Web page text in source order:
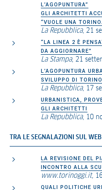
L’AGOPUNTURA”
GLI ARCHITETTI
“VUOLE UNA
La Repubblica, 21
“LA LINEA 2 È
DA AGGIORNARE”
La Stampa, 21
L’AGOPUNTURA
SVILUPPO DI TORINO
La Repubblica, 17
URBANISTICA,
GLI ARCHITETTI
La Repubblica, 10
TRA LE SEGNALAZIONI SUL WEB
LA REVISIONE DEL
INCONTRO ALLA
www.torinoggi.it,
QUALI POLITICHE